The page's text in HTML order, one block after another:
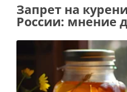
Запрет на
России: мнение